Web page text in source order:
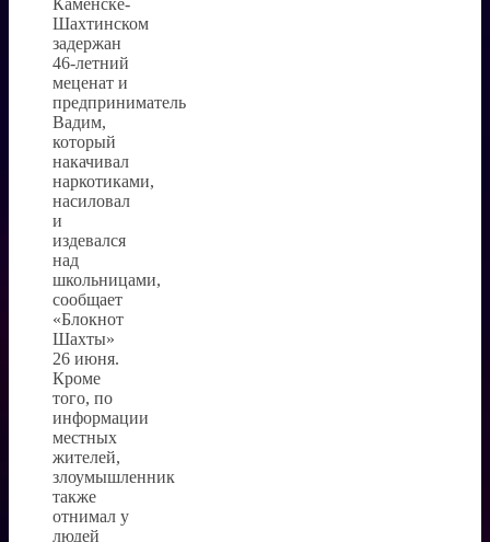
Шахтинском
задержан
46-летний
меценат и
предприниматель
Вадим,
который
накачивал
наркотиками,
насиловал
и
издевался
над
школьницами,
сообщает
«Блокнот
Шахты»
26 июня.
Кроме
того, по
информации
местных
жителей,
злоумышленник
также
отнимал у
людей